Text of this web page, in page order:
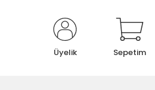
Üyelik Sepetim